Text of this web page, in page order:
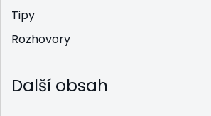
Tipy
Rozhovory
Další obsah